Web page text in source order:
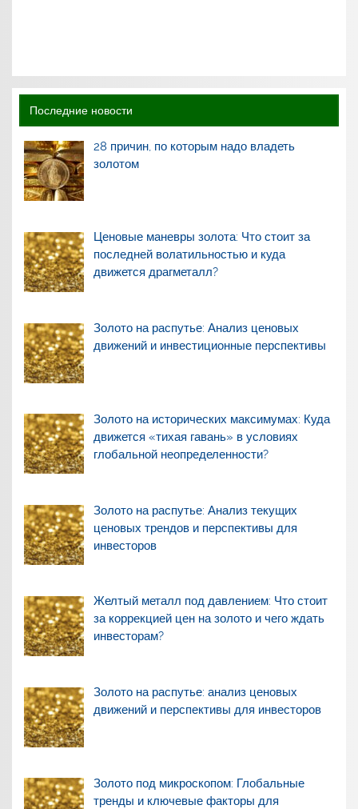
Последние новости
28 причин, по которым надо владеть
золотом
Ценовые маневры золота: Что стоит за
последней волатильностью и куда
движется драгметалл?
Золото на распутье: Анализ ценовых
движений и инвестиционные перспективы
Золото на исторических максимумах: Куда
движется «тихая гавань» в условиях
глобальной неопределенности?
Золото на распутье: Анализ текущих
ценовых трендов и перспективы для
инвесторов
Желтый металл под давлением: Что стоит
за коррекцией цен на золото и чего ждать
инвесторам?
Золото на распутье: анализ ценовых
движений и перспективы для инвесторов
Золото под микроскопом: Глобальные
тренды и ключевые факторы для